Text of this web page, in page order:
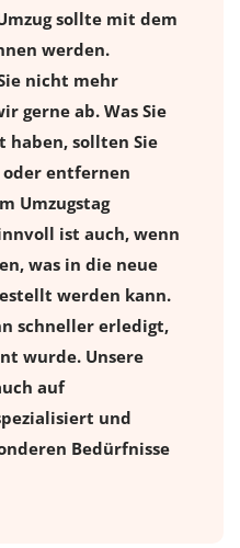
sollte mit dem
werden.
nicht mehr
gerne ab. Was Sie
haben, sollten Sie
entfernen
Umzugstag
ist auch, wenn
was in die neue
werden kann.
schneller erledigt,
wurde. Unsere
auf
und
Bedürfnisse